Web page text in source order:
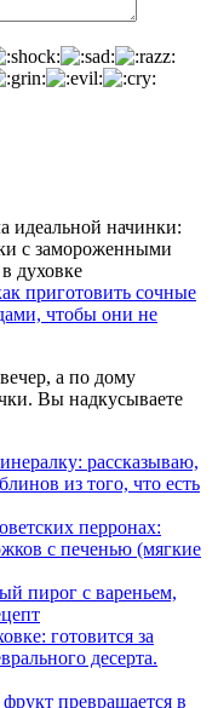
приготовить сочные
чтобы они не
а по дому
Вы надкусываете
рассказываю,
из того, что есть
перронах:
с печенью (мягкие
пирог с вареньем,
готовится за
десерта.
превращается в